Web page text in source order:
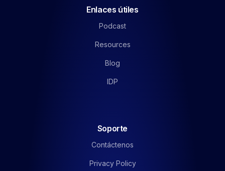
Enlaces útiles
Podcast
Resources
Blog
IDP
Soporte
Contáctenos
Privacy Policy